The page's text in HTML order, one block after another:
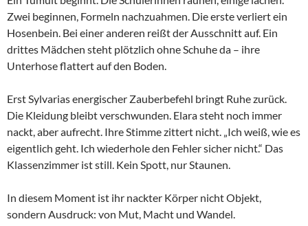
Zwei beginnen, Formeln nachzuahmen. Die erste verliert ein
Hosenbein. Bei einer anderen reißt der Ausschnitt auf. Ein
drittes Mädchen steht plötzlich ohne Schuhe da – ihre
Unterhose flattert auf den Boden.
Erst Sylvarias energischer Zauberbefehl bringt Ruhe zurück.
Die Kleidung bleibt verschwunden. Elara steht noch immer
nackt, aber aufrecht. Ihre Stimme zittert nicht. „Ich weiß, wie es
eigentlich geht. Ich wiederhole den Fehler sicher nicht.“ Das
Klassenzimmer ist still. Kein Spott, nur Staunen.
In diesem Moment ist ihr nackter Körper nicht Objekt,
sondern Ausdruck: von Mut, Macht und Wandel.